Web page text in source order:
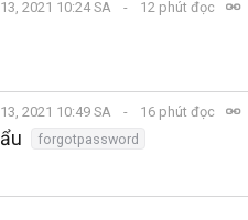
2021 10:24 SA 12 phút đọc
2021 10:49 SA 16 phút đọc
forgotpassword